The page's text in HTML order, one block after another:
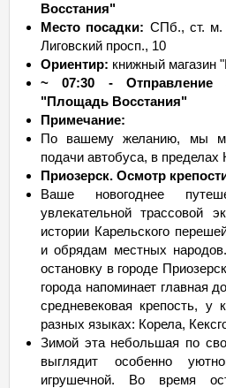
Восстания"
Место посадки: СПб., ст. м.
Лиговский просп., 10
Ориентир: книжный магазин
~ 07:30 - Отправление
"Площадь Восстания"
Примечание:
По вашему желанию, мы
подачи автобуса, в пределах
Приозерск. Осмотр
Ваше новогоднее
увлекательной трассовой
истории Карельского
и обрядам местных
остановку в городе
города напоминает главная
средневековая крепость, у
разных языках: Корела,
Зимой эта небольшая по
выглядит особенно
игрушечной. Во время